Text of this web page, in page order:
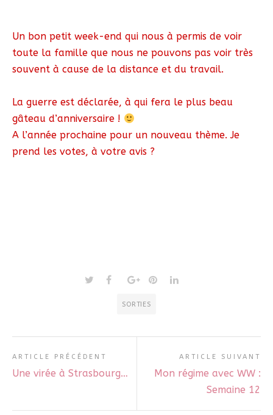
Un bon petit week-end qui nous à permis de voir
toute la famille que nous ne pouvons pas voir très
souvent à cause de la distance et du travail.
La guerre est déclarée, à qui fera le plus beau
gâteau d’anniversaire !
A l’année prochaine pour un nouveau thème. Je
prend les votes, à votre avis ?
SORTIES
ARTICLE PRÉCÉDENT
Une virée à Strasbourg…
ARTICLE SUIVANT
Mon régime avec WW :
Semaine 12